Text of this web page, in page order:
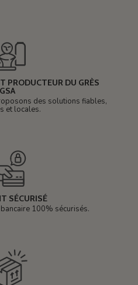
PRODUCTEUR DU GRÈS
GSA
des solutions fiables,
et locales.
SÉCURISÉ
100% sécurisés.